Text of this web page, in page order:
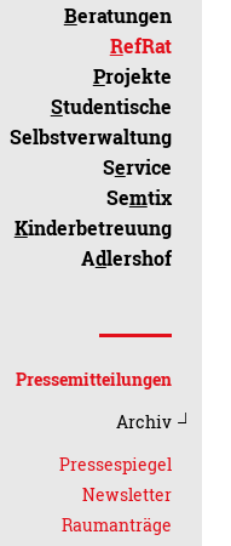
Beratungen
RefRat
Projekte
Studentische
Selbstverwaltung
Service
Semtix
Kinderbetreuung
Adlershof
Pressemitteilungen
Archiv
Pressespiegel
Newsletter
Raumanträge